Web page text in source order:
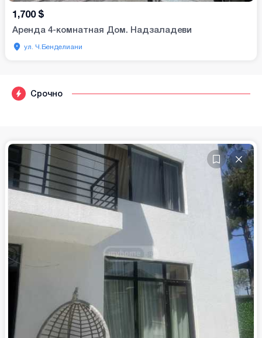
Срочно
1,700 $
Аренда 4-комнатная Дом. Надзаладеви
ул. Ч.Бенделиани